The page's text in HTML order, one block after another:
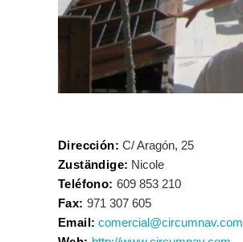
Dirección: C/ Aragón, 25
Zuständige: Nicole
Teléfono: 609 853 210
Fax: 971 307 605
Email: comercial@circumnav.com